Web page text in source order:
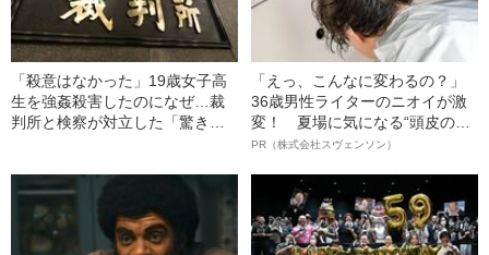
「殺意はなかった」19歳女子高
生を強姦殺害したのになぜ…裁
判所と検察が対立した「驚きの
「えっ、こんなに変わるの？」
36歳男性ライターのニオイが激
変！ 夏場に気になる“頭皮のニ
オイ”や“ベタつき”を解消す
ト”が生み出した徹底ケアとは
PR（株式会社スヴェンソン）